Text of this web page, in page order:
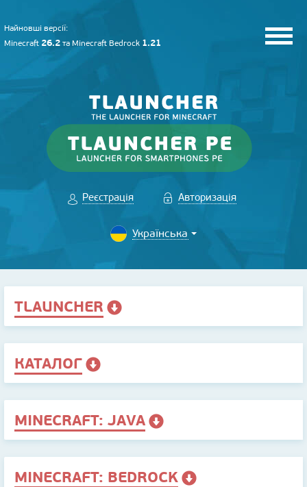
Найновші версії:
Minecraft 26.2 та Minecraft Bedrock 1.21
Реєстрація Авторизація
TLAUNCHER
КАТАЛОГ
MINECRAFT: JAVA
MINECRAFT: BEDROCK